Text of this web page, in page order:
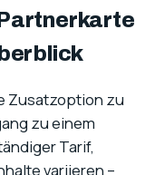
Zusatzoption zu
zu einem
Tarif,
variieren –